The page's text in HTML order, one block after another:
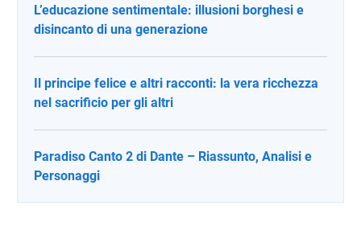
L’educazione sentimentale: illusioni borghesi e
disincanto di una generazione
Il principe felice e altri racconti: la vera ricchezza
nel sacrificio per gli altri
Paradiso Canto 2 di Dante – Riassunto, Analisi e
Personaggi